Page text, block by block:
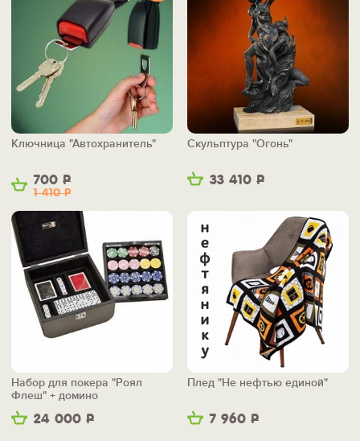
700 Р
1 410Р
Ключница "Автохранитель"
33 410 Р
Скульптура "Огонь"
24 000 Р
Набор для покера "Роял
Флеш" + домино
7 960 Р
Плед "Не нефтью единой"